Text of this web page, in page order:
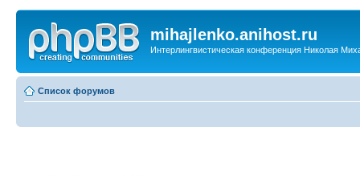
mihajlenko.anihost.ru
Интерлингвистическая конференция Николая
Список форумов